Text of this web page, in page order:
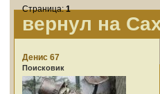
вернул на
Страница:1
Денис 67
Поисковик